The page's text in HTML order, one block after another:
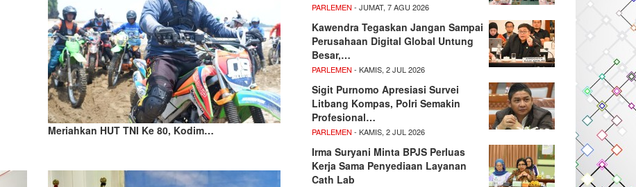
Meriahkan HUT TNI Ke 80, Kodim…
PARLEMEN - JUMAT, 7 AGU 2026
Kawendra Tegaskan Jangan Sampai
Perusahaan Digital Global Untung
Besar,…
PARLEMEN - KAMIS, 2 JUL 2026
Sigit Purnomo Apresiasi Survei
Litbang Kompas, Polri Semakin
Profesional…
PARLEMEN - KAMIS, 2 JUL 2026
Irma Suryani Minta BPJS Perluas
Kerja Sama Penyediaan Layanan
Cath Lab